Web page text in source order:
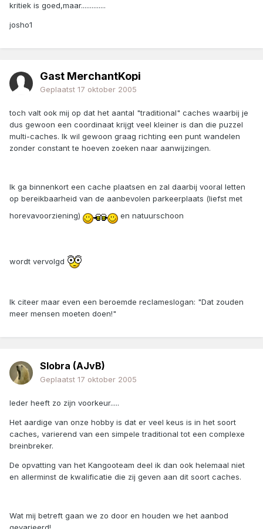
kritiek is goed,maar..............
josho1
Gast MerchantKopi
Geplaatst 17 oktober 2005
toch valt ook mij op dat het aantal "traditional" caches waarbij je
dus gewoon een coordinaat krijgt veel kleiner is dan die puzzel
multi-caches. Ik wil gewoon graag richting een punt wandelen
zonder constant te hoeven zoeken naar aanwijzingen.
Ik ga binnenkort een cache plaatsen en zal daarbij vooral letten
op bereikbaarheid van de aanbevolen parkeerplaats (liefst met
horevavoorziening)
en natuurschoon
wordt vervolgd
Ik citeer maar even een beroemde reclameslogan: "Dat zouden
meer mensen moeten doen!"
Slobra (AJvB)
Geplaatst 17 oktober 2005
Ieder heeft zo zijn voorkeur.....
Het aardige van onze hobby is dat er veel keus is in het soort
caches, varierend van een simpele traditional tot een complexe
breinbreker.
De opvatting van het Kangooteam deel ik dan ook helemaal niet
en allerminst de kwalificatie die zij geven aan dit soort caches.
Wat mij betreft gaan we zo door en houden we het aanbod